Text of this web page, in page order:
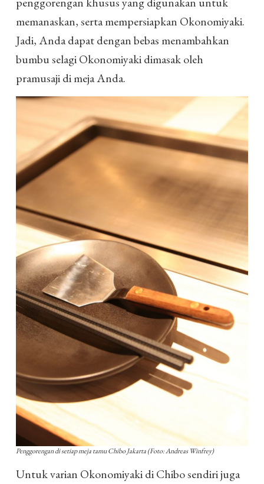
memanaskan, serta mempersiapkan Okonomiyaki.
Jadi, Anda dapat dengan bebas menambahkan
bumbu selagi Okonomiyaki dimasak oleh
pramusaji di meja Anda.
Penggorengan di setiap meja tamu Chibo Jakarta (Foto: Andreas Winfrey)
Untuk varian Okonomiyaki di Chibo sendiri juga